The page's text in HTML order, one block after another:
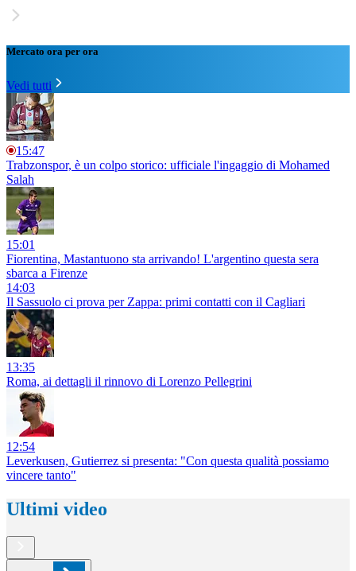
Mercato ora per ora
Vedi tutti
15:47
Trabzonspor, è un colpo storico: ufficiale l'ingaggio di Mohamed
Salah
15:01
Fiorentina, Mastantuono sta arrivando! L'argentino questa sera
sbarca a Firenze
14:03
Il Sassuolo ci prova per Zappa: primi contatti con il Cagliari
13:35
Roma, ai dettagli il rinnovo di Lorenzo Pellegrini
12:54
Leverkusen, Gutierrez si presenta: "Con questa qualità possiamo
vincere tanto"
Ultimi video